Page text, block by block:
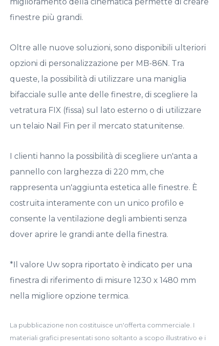
finestre più grandi.
Oltre alle nuove soluzioni, sono disponibili ulteriori
opzioni di personalizzazione per MB-86N. Tra
queste, la possibilità di utilizzare una maniglia
bifacciale sulle ante delle finestre, di scegliere la
vetratura FIX (fissa) sul lato esterno o di utilizzare
un telaio Nail Fin per il mercato statunitense.
I clienti hanno la possibilità di scegliere un'anta a
pannello con larghezza di 220 mm, che
rappresenta un'aggiunta estetica alle finestre. È
costruita interamente con un unico profilo e
consente la ventilazione degli ambienti senza
dover aprire le grandi ante della finestra.
*Il valore Uw sopra riportato è indicato per una
finestra di riferimento di misure 1230 x 1480 mm
nella migliore opzione termica.
La pubblicazione non costituisce un'offerta commerciale. I
materiali grafici presentati sono soltanto a scopo illustrativo e i